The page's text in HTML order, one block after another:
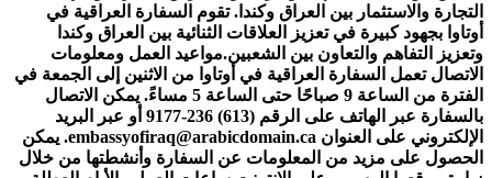
التجارة والاستثمار بين العراق وكندا. تقوم السفارة العراقية في
أوتاوا بجهود كبيرة في تعزيز العلاقات الثنائية بين العراق وكندا
وتعزيز التفاهم والتعاون بين الشعبين.مواعيد العمل ومعلومات
الاتصال تعمل السفارة العراقية في أوتاوا من الاثنين إلى الجمعة في
الفترة من الساعة 9 صباحًا حتى الساعة 5 مساءً. يمكن الاتصال
بالسفارة عبر الهاتف على الرقم (613) 236-9177 أو عبر البريد
الإلكتروني على العنوان embassyofiraq@arabicdomain.ca. يمكن
الحصول على مزيد من المعلومات عن السفارة وأنشطتها من خلال